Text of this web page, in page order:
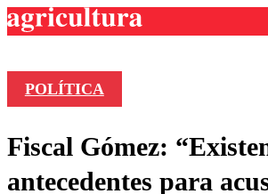
Frecuencias
Agricultura TV
POLÍTICA
Fiscal Gómez:
antecedentes para